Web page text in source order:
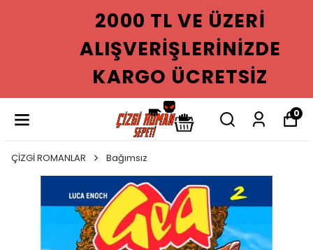
2000 TL VE ÜZERI
ALIŞVERIŞLERINIZDE
KARGO ÜCRETSIZ
0
ÇİZGİ ROMANLAR Bağımsız